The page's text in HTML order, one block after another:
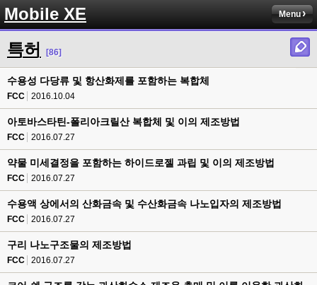
Mobile XE Menu
특허 [86]
수용성 다당류 및 항산화제를 포함하는 복합체
FCC 2016.10.04
아토바스타틴-폴리아크릴산 복합체 및 이의 제조방법
FCC 2016.07.27
약물 미세결정을 포함하는 하이드로젤 과립 및 이의 제조방법
FCC 2016.07.27
수용액 상에서의 산화금속 및 수산화금속 나노입자의 제조방법
FCC 2016.07.27
구리 나노구조물의 제조방법
FCC 2016.07.27